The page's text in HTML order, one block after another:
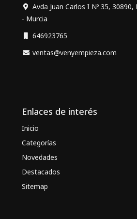
Avda Juan Carlos I Nº 35,
- Murcia
646923765
ventas@venyempieza.com
Enlaces de interés
Inicio
Categorías
Novedades
Destacados
Sitemap